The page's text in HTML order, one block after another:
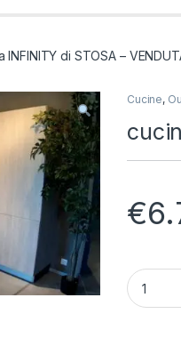
INFINITY di STOSA –
Cucine,
€
cucina